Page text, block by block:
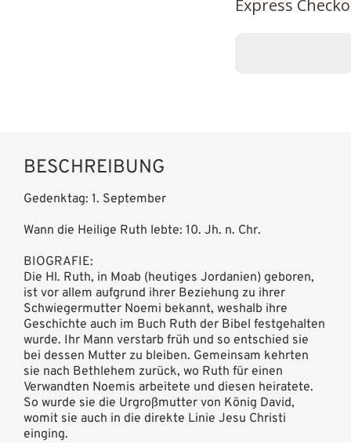
Express
BESCHREIBUNG
Gedenktag: 1. September
Wann die Heilige Ruth lebte: 10. Jh. n. Chr.
BIOGRAFIE:
Die Hl. Ruth, in Moab (heutiges Jordanien) geboren,
ist vor allem aufgrund ihrer Beziehung zu ihrer
Schwiegermutter Noemi bekannt, weshalb ihre
Geschichte auch im Buch Ruth der Bibel festgehalten
wurde. Ihr Mann verstarb früh und so entschied sie
bei dessen Mutter zu bleiben. Gemeinsam kehrten
sie nach Bethlehem zurück, wo Ruth für einen
Verwandten Noemis arbeitete und diesen heiratete.
So wurde sie die Urgroßmutter von König David,
womit sie auch in die direkte Linie Jesu Christi
einging.